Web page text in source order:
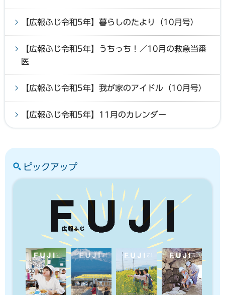
【広報ふじ令和5年】暮らしのたより（10月号）
【広報ふじ令和5年】うちっち！／10月の救急当番
医
【広報ふじ令和5年】我が家のアイドル（10月号）
【広報ふじ令和5年】11月のカレンダー
ピックアップ